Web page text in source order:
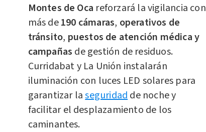
Montes de Oca reforzará la vigilancia con
más de190 cámaras, operativos de
tránsito, puestos de atención médica y
campañas de gestión de residuos.
Curridabat y La Unión instalarán
iluminación con luces LED solares para
garantizar laseguridad de noche y
facilitar el desplazamiento de los
caminantes.